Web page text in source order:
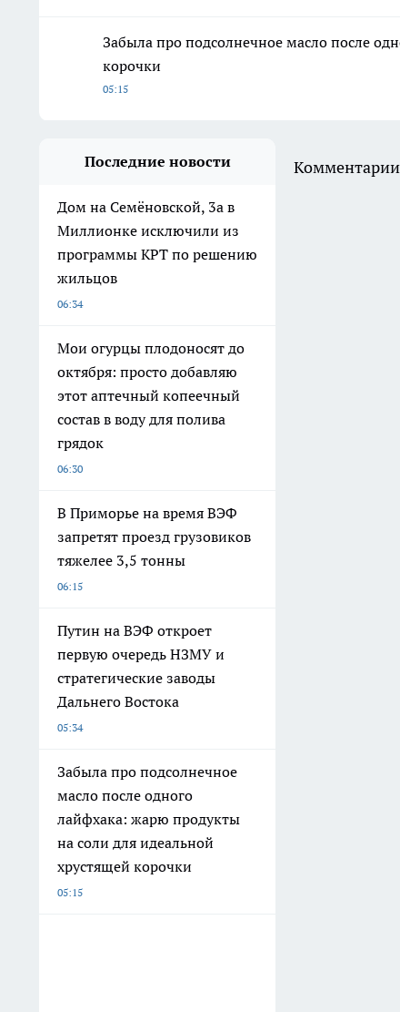
Забыла про подсолнечное масло после
корочки
05:15
Последние новости
Дом на Семёновской, 3а в
Миллионке исключили из
программы КРТ по решению
жильцов
06:34
Мои огурцы плодоносят до
октября: просто добавляю
этот аптечный копеечный
состав в воду для полива
грядок
06:30
В Приморье на время ВЭФ
запретят проезд грузовиков
тяжелее 3,5 тонны
06:15
Путин на ВЭФ откроет
первую очередь НЗМУ и
стратегические заводы
Дальнего Востока
05:34
Забыла про подсолнечное
масло после одного
лайфхака: жарю продукты
на соли для идеальной
хрустящей корочки
05:15